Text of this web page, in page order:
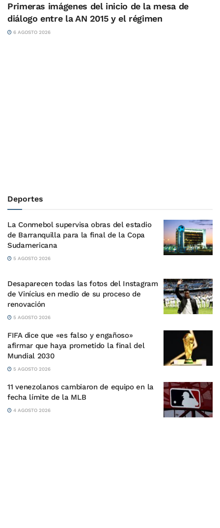
Primeras imágenes del inicio de la mesa de
diálogo entre la AN 2015 y el régimen
6 AGOSTO 2026
Deportes
La Conmebol supervisa obras del estadio
de Barranquilla para la final de la Copa
Sudamericana
5 AGOSTO 2026
Desaparecen todas las fotos del Instagram
de Vinícius en medio de su proceso de
renovación
5 AGOSTO 2026
FIFA dice que «es falso y engañoso»
afirmar que haya prometido la final del
Mundial 2030
5 AGOSTO 2026
11 venezolanos cambiaron de equipo en la
fecha límite de la MLB
4 AGOSTO 2026